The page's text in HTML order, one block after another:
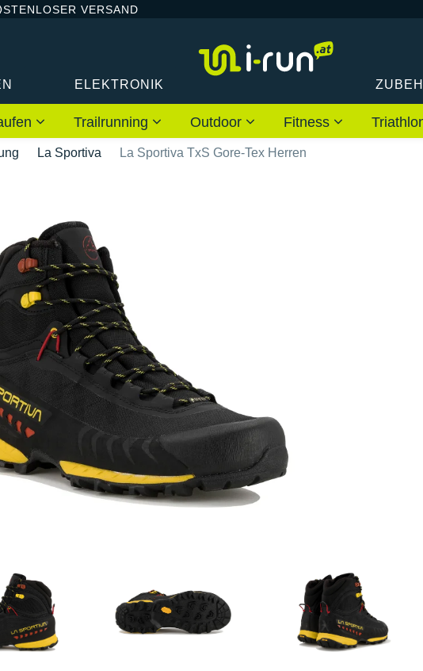
VERSAND
ELEKTRONIK
Trailrunning Outdoor Fitness
La Sportiva La Sportiva TxS Gore-Tex Herren